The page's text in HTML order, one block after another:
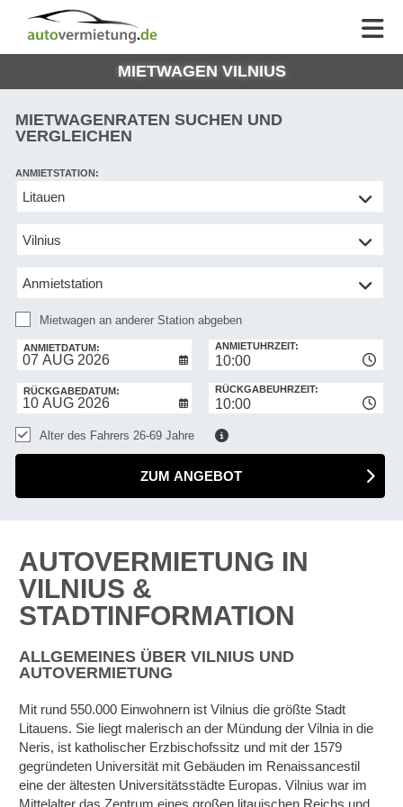
AUTOVERMIETUNG
AUTO
EUROPE
AUTOVERMIETUNG
HILFE
MIETWAGEN VILNIUS
MIETWAGENRATEN SUCHEN UND
VERGLEICHEN
Mietwagen
anderer
ANMIETSTATION:
Mietwagen an anderer Station abgeben
ANMIETDATUM:
10:00
ANMIETUHRZEIT:
RÜCKGABEDATUM:
10:00
RÜCKGABEUHRZEIT:
Alter des Fahrers 26-69 Jahre
ZUM ANGEBOT
AUTOVERMIETUNG IN
VILNIUS &
STADTINFORMATION
ALLGEMEINES ÜBER VILNIUS UND
AUTOVERMIETUNG
Mit rund 550.000 Einwohnern ist Vilnius die größte Stadt
Litauens. Sie liegt malerisch an der Mündung der Vilnia in die
Neris, ist katholischer Erzbischofssitz und mit der 1579
gegründeten Universität mit Gebäuden im Renaissancestil
eine der ältesten Universitätsstädte Europas. Vilnius war im